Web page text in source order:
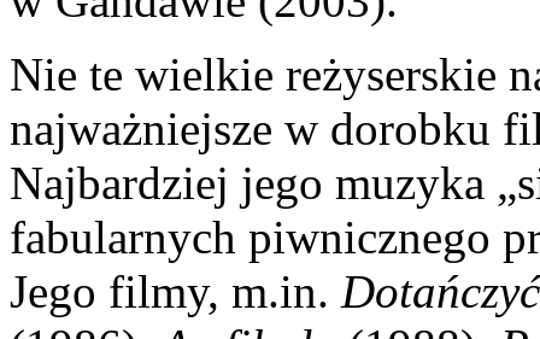
Nie te wielkie reżyserskie
najważniejsze w dorobku
Najbardziej jego muzyka
fabularnych piwnicznego
Jego filmy, m.in.